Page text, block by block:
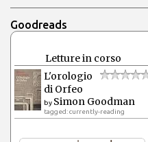
Goodreads
Letture in corso
L'orologio
di Orfeo
by Simon Goodman
tagged: currently-reading